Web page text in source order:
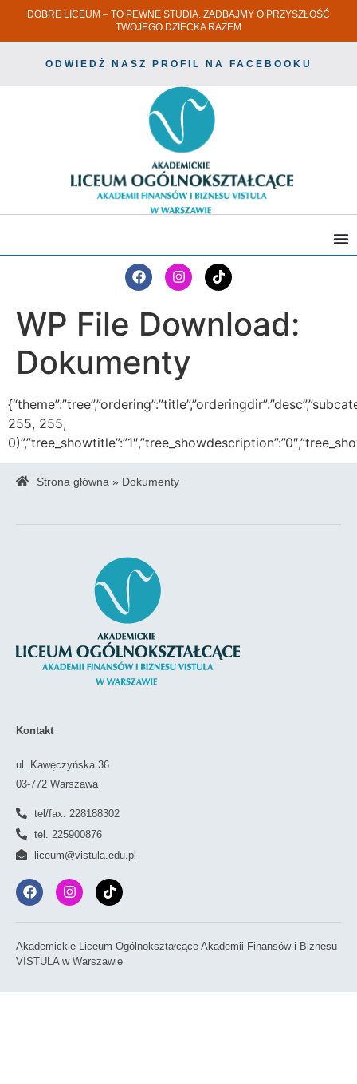
DOBRE LICEUM – TO PEWNE STUDIA. ZADBAJMY O PRZYSZŁOŚĆ
TWOJEGO DZIECKA RAZEM
ODWIEDŹ NASZ PROFIL NA FACEBOOKU
WP File Download:
Dokumenty
255, 255,
Strona główna » Dokumenty
Kontakt
ul. Kawęczyńska 36
03-772 Warszawa
tel/fax: 228188302
tel. 225900876
liceum@vistula.edu.pl
Akademickie Liceum Ogólnokształcące Akademii Finansów i Biznesu
VISTULA w Warszawie